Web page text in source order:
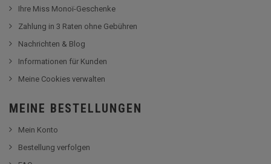
Ihre Miss Monoï-Geschenke
Zahlung in 3 Raten ohne Gebühren
Nachrichten & Blog
Informationen für Kunden
Meine Cookies verwalten
MEINE BESTELLUNGEN
Mein Konto
Bestellung verfolgen